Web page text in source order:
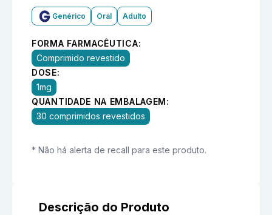
Genérico Oral Adulto
FORMA FARMACÊUTICA:
Comprimido revestido
DOSE:
1mg
QUANTIDADE NA EMBALAGEM:
30 comprimidos revestidos
* Não há alerta de recall para este produto.
Descrição do Produto